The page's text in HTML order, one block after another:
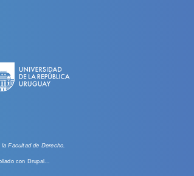
Facultad de Derecho.
con Drupal...